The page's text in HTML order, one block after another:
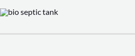
Skip
content